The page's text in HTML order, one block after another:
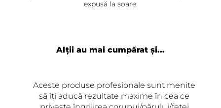
expusă la soare.
wholeheartedly!
Alții au mai cumpărat și...
Aceste produse profesionale sunt menite
să îți aducă rezultate maxime în cea ce